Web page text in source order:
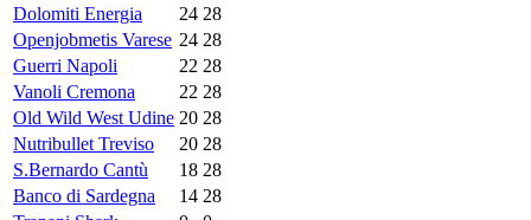
Dolomiti Energia
24 28
Openjobmetis Varese 24 28
Guerri Napoli
22 28
Vanoli Cremona
22 28
Old Wild West Udine 20 28
Nutribullet Treviso
20 28
S.Bernardo Cantù
18 28
Banco di Sardegna
14 28